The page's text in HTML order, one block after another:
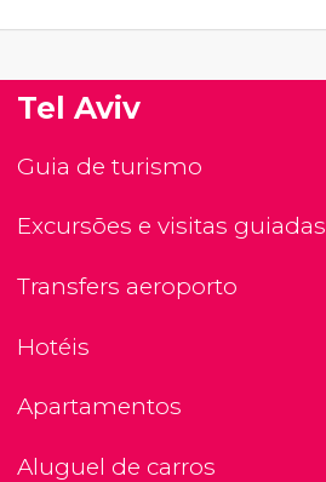
Tel Aviv
Guia de turismo
Excursões e visitas guiadas
Transfers aeroporto
Hotéis
Apartamentos
Aluguel de carros